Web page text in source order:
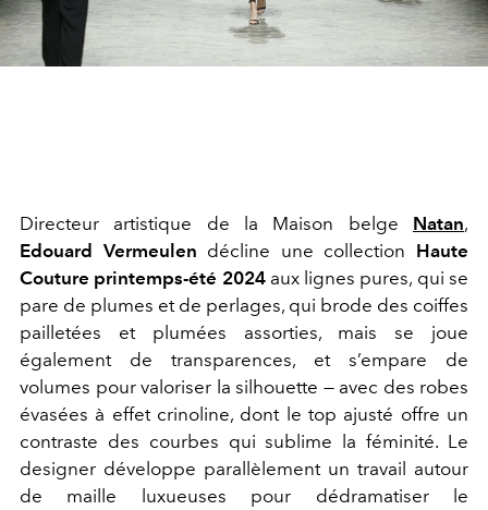
Directeur artistique de la Maison belge Natan,
Edouard Vermeulen décline une collection Haute
Couture printemps-été 2024aux lignes pures, qui se
pare de plumes et de perlages, qui brode des coiffes
pailletées et plumées assorties, mais se joue
également de transparences, et s’empare de
volumes pour valoriser la silhouette — avec des robes
évasées à effet crinoline, dont le top ajusté offre un
contraste des courbes qui sublime la féminité. Le
designer développe parallèlement un travail autour
de maille luxueuses pour dédramatiser le